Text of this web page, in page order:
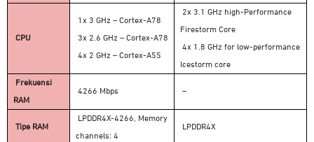
CPU
1x 3 GHz – Cortex-A78
3x 2.6 GHz – Cortex-A78
4x 2 GHz – Cortex-A55
2x 3.1 GHz high-Performance
Firestorm Core
4x 1.8 GHz for low-performance
Icestorm core
Frekuensi
RAM
4266 Mbps –
Tipe RAM
LPDDR4X-4266, Memory
channels: 4
LPDDR4X